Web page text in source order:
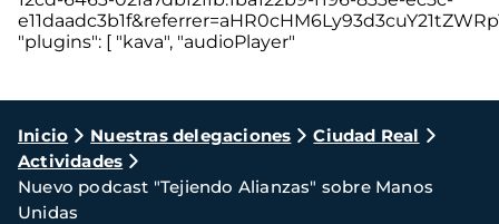
"plugins": [ "kava", "audioPlayer"
Ruta
de
navegación
Inicio Nuestras delegaciones
Ciudad Real
Actividades
Nuevo podcast "Tejiendo Alianzas" sobre Manos
Unidas